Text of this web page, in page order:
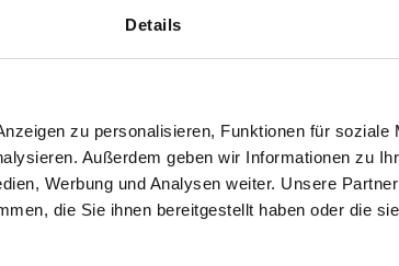
Details
zu personalisieren, Funktionen für soziale
Außerdem geben wir Informationen zu
Werbung und Analysen weiter. Unsere
die Sie ihnen bereitgestellt haben oder die
26 29,5